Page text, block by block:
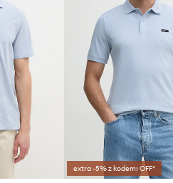
extra -5% z kodem: OFF*